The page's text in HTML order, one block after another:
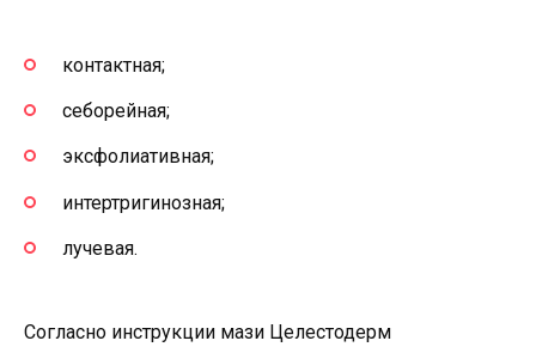
контактная;
себорейная;
эксфолиативная;
интертригинозная;
лучевая.
Согласно инструкции мази Целестодерм